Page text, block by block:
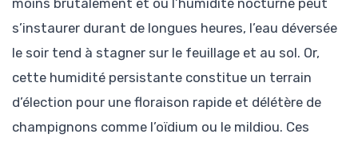
moins brutalement et où l’humidité nocturne peut
s’instaurer durant de longues heures, l’eau déversée
le soir tend à stagner sur le feuillage et au sol. Or,
cette humidité persistante constitue un terrain
d’élection pour une floraison rapide et délétère de
champignons comme l’oïdium ou le mildiou. Ces